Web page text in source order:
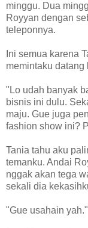
minggu. Dua
Royyan dengan
teleponnya.
Ini semua karena
memintaku datang
"Lo udah banyak
bisnis ini dulu.
maju. Gue juga
fashion show ini?
Tania tahu aku
temanku. Andai
nggak akan tega
sekali dia
"Gue usahain yah."